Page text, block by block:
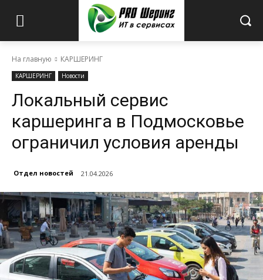
На главную КАРШЕРИНГ
КАРШЕРИНГ Новости
Локальный сервис
каршеринга в Подмосковье
ограничил условия аренды
Отдел новостей 21.04.2026